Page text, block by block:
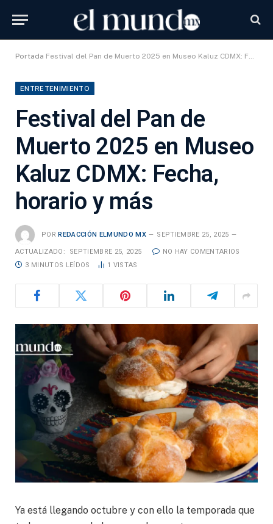
Portada Festival del Pan de Muerto 2025 en Museo Kaluz CDMX: Fecha, horario y más
ENTRETENIMIENTO
Festival del Pan de
Muerto 2025 en Museo
Kaluz CDMX: Fecha,
horario y más
POR REDACCIÓN ELMUNDO MX SEPTIEMBRE 25, 2025
ACTUALIZADO: SEPTIEMBRE 25, 2025
NO HAY COMENTARIOS
3 MINUTOS LEÍDOS
1 VISTAS
Ya está llegando octubre y con ello la temporada que